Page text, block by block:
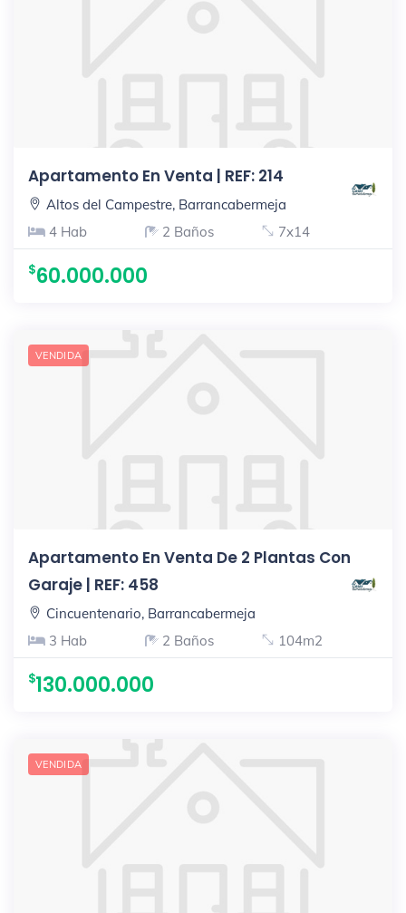
Apartamento En Venta | REF: 214
Altos del Campestre, Barrancabermeja
4 Hab
2 Baños 7x14
60.000.000
VENDIDA
Apartamento En Venta De 2 Plantas Con
Garaje | REF: 458
Cincuentenario, Barrancabermeja
3 Hab
2 Baños 104m2
130.000.000
VENDIDA